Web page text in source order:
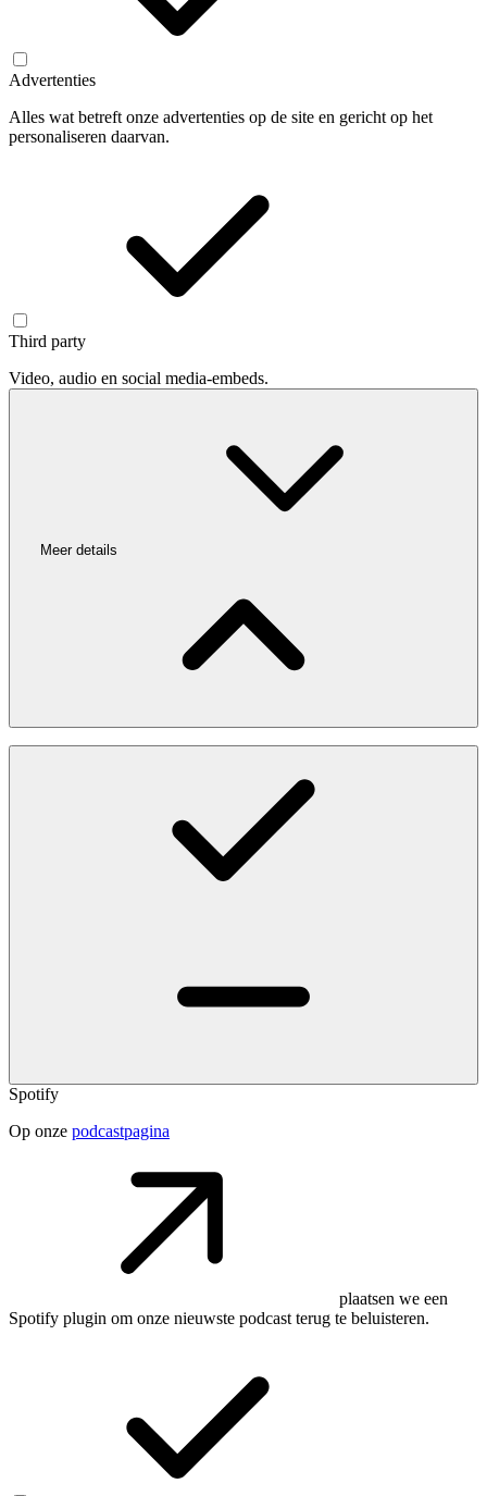
Advertenties
Alles wat betreft onze advertenties op de site en gericht op het
personaliseren daarvan.
Third party
Video, audio en social media-embeds.
Meer details
Spotify
Op onze podcastpagina
plaatsen we een
Spotify plugin om onze nieuwste podcast terug te beluisteren.